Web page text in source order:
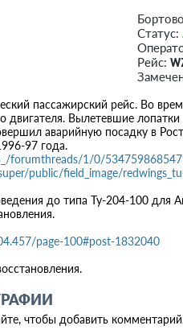
Статус:
Рейс:
пассажирский рейс. Во
двигателя. Вылетевшие
аварийную посадку в
97 года.
forumthreads/1/0/
public/field_image/
до типа Ту-204-100 для
page-100#post-1832040
чтобы добавить